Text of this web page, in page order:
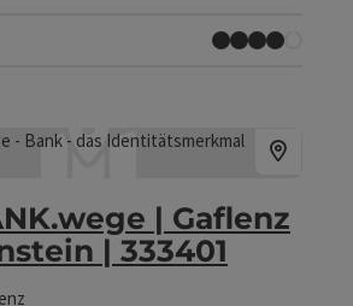
: natur.BANK.wege | Gaflenz |
| Gaflenz
| 333401